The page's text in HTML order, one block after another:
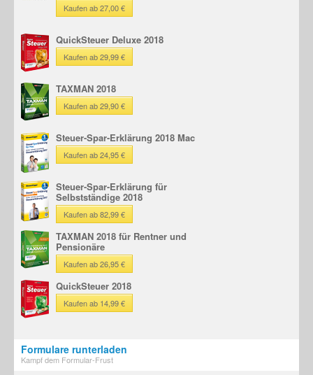
Kaufen ab 27,00 €
QuickSteuer Deluxe 2018
Kaufen ab 29,99 €
TAXMAN 2018
Kaufen ab 29,90 €
Steuer-Spar-Erklärung 2018 Mac
Kaufen ab 24,95 €
Steuer-Spar-Erklärung für
Selbstständige 2018
Kaufen ab 82,99 €
TAXMAN 2018 für Rentner und
Pensionäre
Kaufen ab 26,95 €
QuickSteuer 2018
Kaufen ab 14,99 €
Formulare runterladen
Kampf dem Formular-Frust